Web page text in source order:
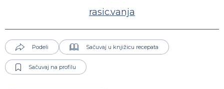
rasic.vanja
Podeli Sačuvaj u knjižicu recepata
Sačuvaj na profilu